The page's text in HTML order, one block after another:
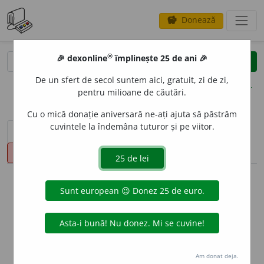
savings Donează
clear
opțiuni
sinteza definițiilor (1) definiții (9)
declinări
info
Aceste definiții sunt compilate de
echipa dexonline. Definițiile
originale se află pe filadefiniții.
Puteți reordona filele pe pagina de
🎉 dexonline® împlinește 25 de ani 🎉
De un sfert de secol suntem aici, gratuit, zi de zi,
pentru milioane de căutări.
Cu o mică donație aniversară ne-ați ajuta să păstrăm
cuvintele la îndemâna tuturor și pe viitor.
Am donat deja.